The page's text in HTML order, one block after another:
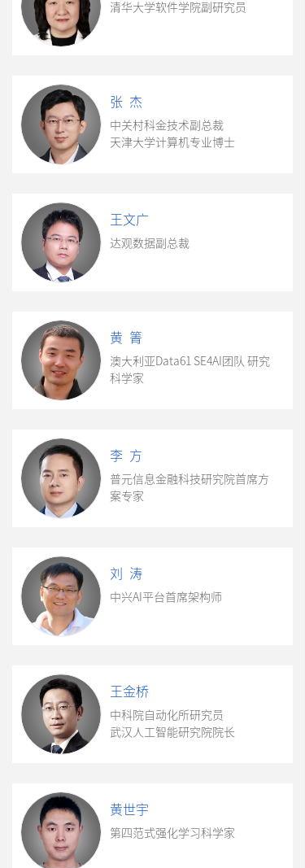
李 方
普元信息金融科技研究院首席方
案专家
王文广
达观数据副总裁
黄 箐
澳大利亚Data61 SE4AI团队 研究
科学家
刘 涛
中兴AI平台首席架构师
王金桥
中科院自动化所研究员
武汉人工智能研究院院长
黄世宇
第四范式强化学习科学家
张 杰
中关村科金技术副总裁
天津大学计算机专业博士
清华大学软件学院副研究员